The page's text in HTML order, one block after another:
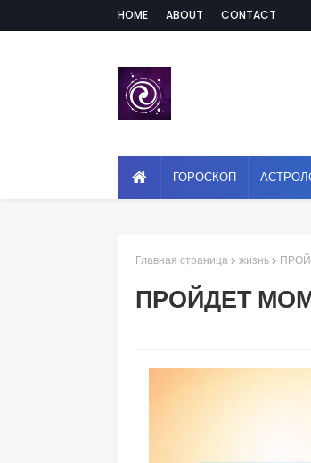
HOME ABOUT CONTACT
ГОРОСКОП
Главная страница жизнь
ПРОЙДЕТ